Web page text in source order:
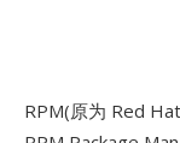
RPM(原为 Red